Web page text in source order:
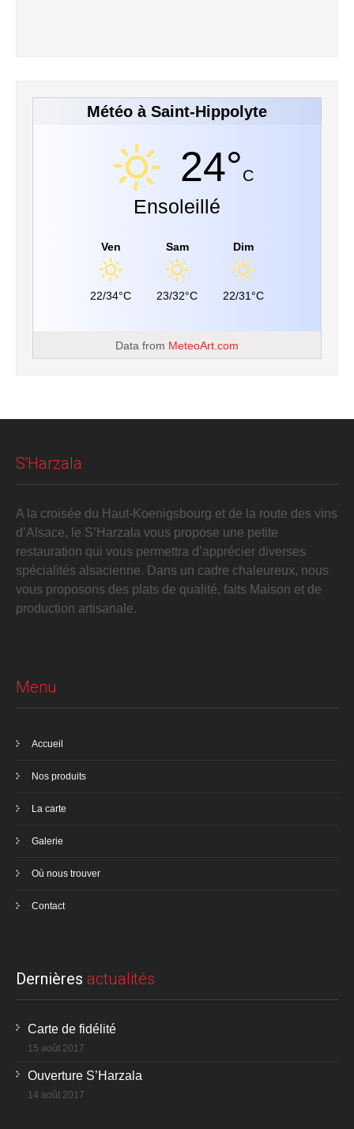
Météo à Saint-Hippolyte
24°C
Ensoleillé
Ven
22/34°C
Sam
23/32°C
Dim
22/31°C
Data from MeteoArt.com
S'Harzala
A la croisée du Haut-Koenigsbourg et de la route des vins
d’Alsace, le S’Harzala vous propose une petite
restauration qui vous permettra d’apprécier diverses
spécialités alsacienne. Dans un cadre chaleureux, nous
vous proposons des plats de qualité, faits Maison et de
production artisanale.
Menu
Accueil
Nos produits
La carte
Galerie
Où nous trouver
Contact
Dernières actualités
Carte de fidélité
15 août 2017
Ouverture S’Harzala
14 août 2017